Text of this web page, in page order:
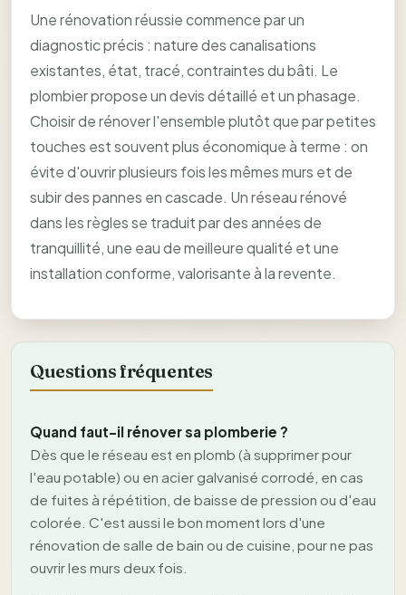
Une rénovation réussie commence par un
diagnostic précis : nature des canalisations
existantes, état, tracé, contraintes du bâti. Le
plombier propose un devis détaillé et un phasage.
Choisir de rénover l'ensemble plutôt que par petites
touches est souvent plus économique à terme : on
évite d'ouvrir plusieurs fois les mêmes murs et de
subir des pannes en cascade. Un réseau rénové
dans les règles se traduit par des années de
tranquillité, une eau de meilleure qualité et une
installation conforme, valorisante à la revente.
Questions fréquentes
Quand faut-il rénover sa plomberie ?
Dès que le réseau est en plomb (à supprimer pour
l'eau potable) ou en acier galvanisé corrodé, en cas
de fuites à répétition, de baisse de pression ou d'eau
colorée. C'est aussi le bon moment lors d'une
rénovation de salle de bain ou de cuisine, pour ne pas
ouvrir les murs deux fois.